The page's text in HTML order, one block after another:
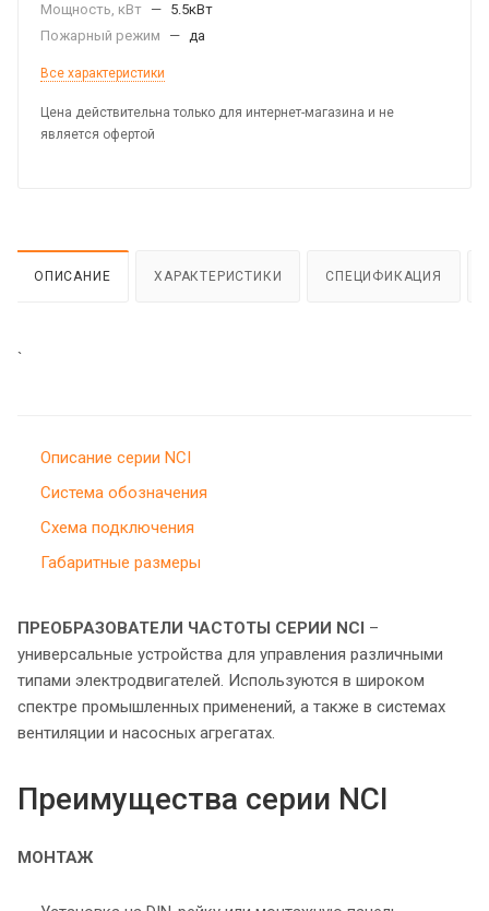
Мощность, кВт — 5.5кВт
Пожарный режим
— да
Все характеристики
Цена действительна только для интернет-магазина и не
является офертой
ОПИСАНИЕ ХАРАКТЕРИСТИКИ СПЕЦИФИКАЦИЯ
`
Описание серии NCI
Система обозначения
Схема подключения
Габаритные размеры
ПРЕОБРАЗОВАТЕЛИ ЧАСТОТЫ СЕРИИ NCI –
универсальные устройства для управления различными
типами электродвигателей. Используются в широком
спектре промышленных применений, а также в системах
вентиляции и насосных агрегатах.
Преимущества серии NCI
МОНТАЖ